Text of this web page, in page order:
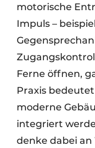
motorische
Impuls –
Ferne öffnen,
Praxis
moderne
integriert
denke dabei